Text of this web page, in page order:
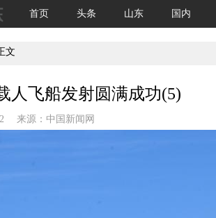
首页 头条 山东 国内
文
人飞船发射圆满成功(5)
来源： 中国新闻网